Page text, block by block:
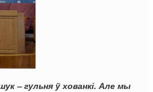
‒ гульня ў хованкі. Але мы